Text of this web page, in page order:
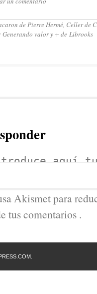
de Pierre Hermé, Celler de
Generando valor y + de Librooks
Akismet para
tus comentarios .